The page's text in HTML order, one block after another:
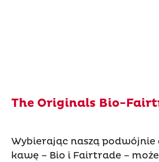
The Originals Bio-
Wybierając naszą
kawę – Bio i Fairtrade –